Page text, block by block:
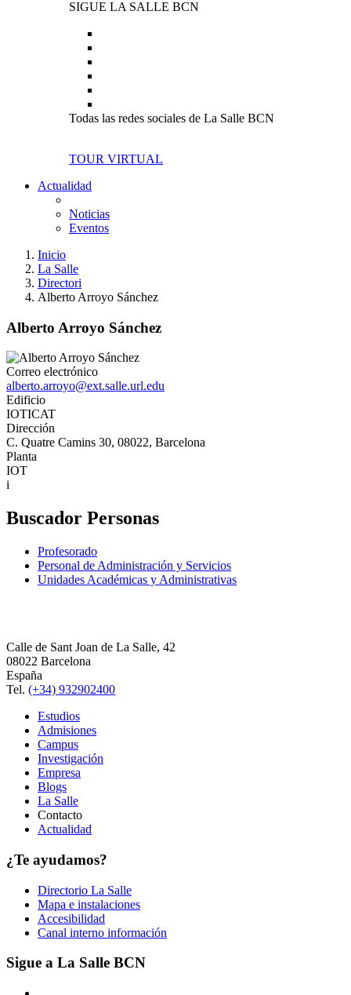
SIGUE LA SALLE BCN
Todas las redes sociales de La Salle BCN
TOUR VIRTUAL
Actualidad
Noticias
Eventos
Inicio
La Salle
Directori
Alberto Arroyo Sánchez
Alberto Arroyo Sánchez
Correo electrónico
alberto.arroyo@ext.salle.url.edu
Edificio
IOTICAT
Dirección
C. Quatre Camins 30, 08022, Barcelona
Planta
IOT
i
Buscador Personas
Profesorado
Personal de Administración y Servicios
Unidades Académicas y Administrativas
Calle de Sant Joan de La Salle, 42
08022 Barcelona
España
Tel. (+34) 932902400
Estudios
Admisiones
Campus
Investigación
Empresa
Blogs
La Salle
Contacto
Actualidad
¿Te ayudamos?
Directorio La Salle
Mapa e instalaciones
Accesibilidad
Canal interno información
Sigue a La Salle BCN